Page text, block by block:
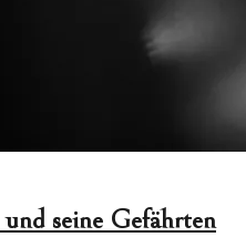
und seine Gefährten